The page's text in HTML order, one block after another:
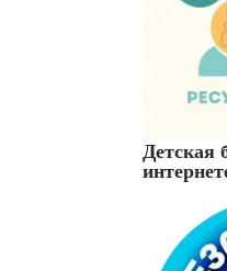
Детская